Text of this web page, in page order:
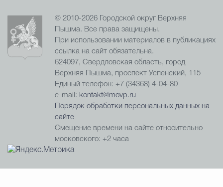
© 2010-2026 Городской округ Верхняя
Пышма. Все права защищены.
При использовании материалов в публикациях
ссылка на сайт обязательна.
624097, Свердловская область, город
Верхняя Пышма, проспект Успенский, 115
Единый телефон: +7 (34368) 4-04-80
e-mail: kontakt@movp.ru
Порядок обработки персональных данных на
сайте
Смещение времени на сайте относительно
московского: +2 часа